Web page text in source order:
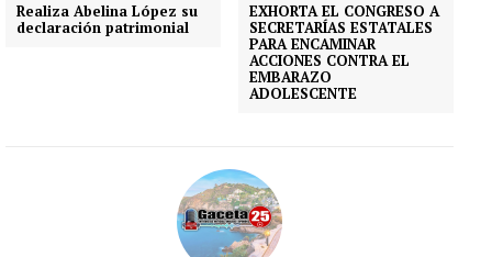
Realiza Abelina López su
declaración patrimonial
EXHORTA EL CONGRESO A
SECRETARÍAS ESTATALES
PARA ENCAMINAR
ACCIONES CONTRA EL
EMBARAZO
ADOLESCENTE